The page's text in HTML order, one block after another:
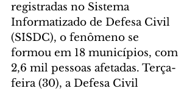
registradas no Sistema
Informatizado de Defesa Civil
(SISDC), o fenômeno se
formou em 18 municípios, com
2,6 mil pessoas afetadas. Terça-
feira (30), a Defesa Civil